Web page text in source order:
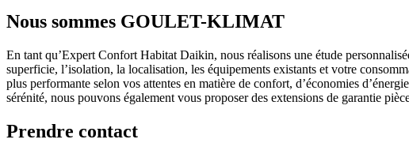
Nous sommes GOULET-KLIMAT
En tant qu’Expert Confort Habitat Daikin, nous réalisons une étude
superficie, l’isolation, la localisation, les équipements existants et votre
plus performante selon vos attentes en matière de confort, d’économies
sérénité, nous pouvons également vous proposer des extensions de garantie
Prendre contact